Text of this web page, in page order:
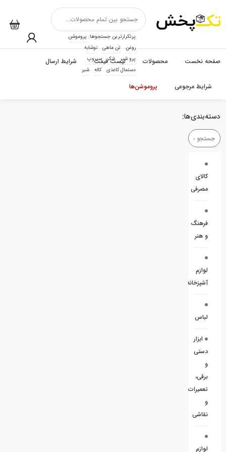
پرتکرارترین جستجوها: پروموشن
روغن
تن ماهی
نوشابه
پرو شیر
شکر
سیروپ
دستمال کاغذی
کاله شیر
صفحه نخست محصولات لیست قیمت شرایط ارسال
شرایط مرجوعی پروموشن‌ها
دسته‌بندی‌ها:
کالای
مصرفی
فرهنگ
و هنر
لوازم
آشپزخانه
لباس
ابزار
دستی
و
برقی،
تعمیرات
و
نقاشی
لوازم